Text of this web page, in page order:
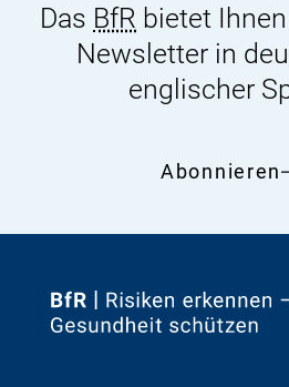
Das BfR bietet
Newsletter in
englischer
Abonnieren
Zur